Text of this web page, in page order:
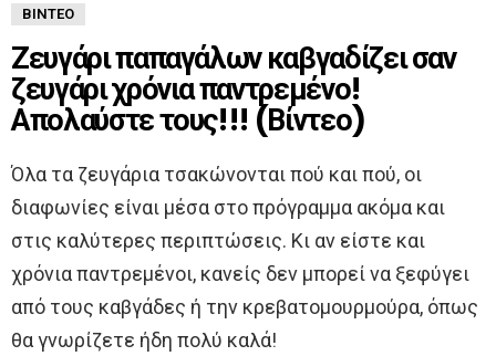
ΒΊΝΤΕΟ
Ζευγάρι παπαγάλων καβγαδίζει σαν
ζευγάρι χρόνια παντρεμένο!
Απολαύστε τους!!! (Βίντεο)
Όλα τα ζευγάρια τσακώνονται πού και πού, οι
διαφωνίες είναι μέσα στο πρόγραμμα ακόμα και
στις καλύτερες περιπτώσεις. Κι αν είστε και
χρόνια παντρεμένοι, κανείς δεν μπορεί να ξεφύγει
από τους καβγάδες ή την κρεβατομουρμούρα, όπως
θα γνωρίζετε ήδη πολύ καλά!